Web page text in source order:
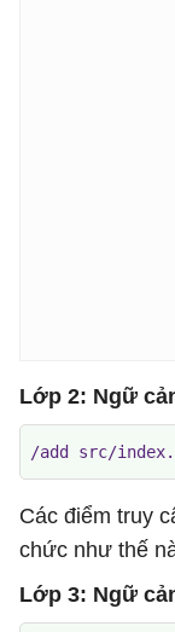
Lớp 2: Ngữ
/add src/
Các điểm truy
chức như thế
Lớp 3: Ngữ